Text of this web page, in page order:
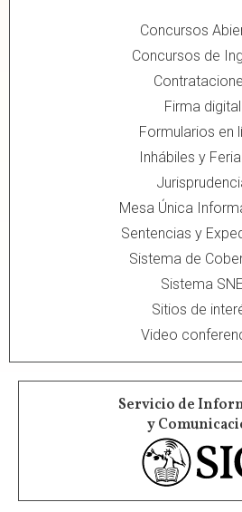
Concursos
Concursos de
Firma digital
Formularios en
Inhábiles y
Mesa Única
Sentencias y
Sistema de
Sistema SNE
Sitios de
Video
Servicio de
y